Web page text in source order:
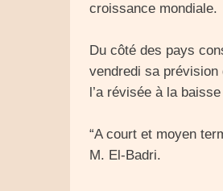
croissance mondiale.
Du côté des pays
vendredi sa prévision
l’a révisée à la
“A court et moyen
M. El-Badri.